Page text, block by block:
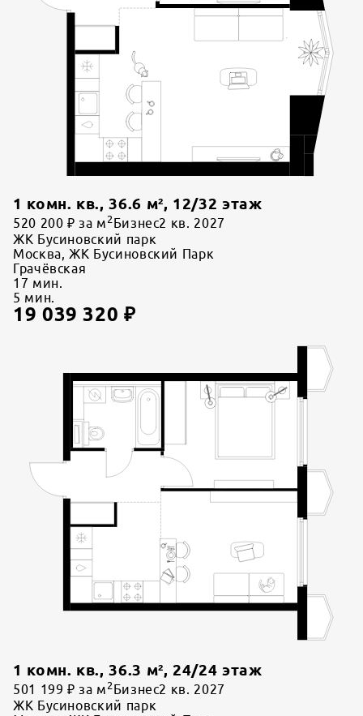
1 комн. кв., 36.6 м², 12/32 этаж
520 200 ₽ за м 2 Бизнес2 кв. 2027
ЖК Бусиновский парк
Москва, ЖК Бусиновский Парк
Грачёвская
17 мин.
5 мин.
19 039 320 ₽
1 комн. кв., 36.3 м²,24/24 этаж
501 199 ₽ за м 2 Бизнес2 кв. 2027
ЖК Бусиновский парк